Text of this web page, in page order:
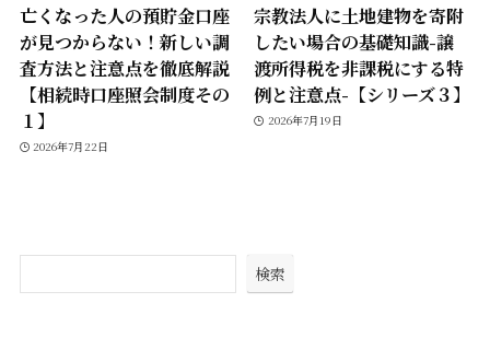
亡くなった人の預貯金口座
が見つからない！新しい調
査方法と注意点を徹底解説
【相続時口座照会制度その
１】
2026年7月22日
宗教法人に土地建物を寄附
したい場合の基礎知識-譲
渡所得税を非課税にする特
例と注意点-【シリーズ３】
2026年7月19日
検索